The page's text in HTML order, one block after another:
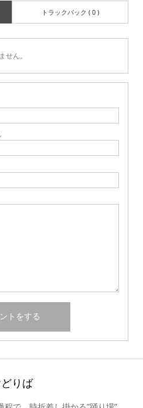
トラックバック ( 0 )
せん。
りば